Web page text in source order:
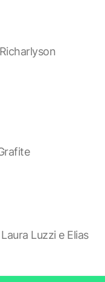
Luzzi e Elias